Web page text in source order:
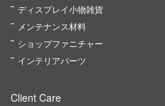
ディスプレイ小物雑貨
メンテナンス材料
ショップファニチャー
インテリアパーツ
Client Care